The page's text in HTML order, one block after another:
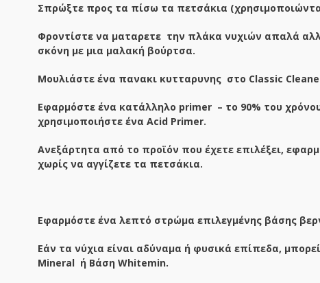
Σπρώξτε προς τα πίσω τα πετσάκια
Φροντίστε να ματαρετε την πλάκα νυχιών απαλά
σκόνη με μια μαλακή βούρτσα.
Μουλιάστε ένα πανακι κυτταρυνης στο Classic
Εφαρμόστε ένα κατάλληλο primer – το 90% του
χρησιμοποιήστε ένα Acid Primer.
Ανεξάρτητα από το προϊόν που έχετε επιλέξει,
χωρίς να αγγίζετε τα πετσάκια.
Εφαρμόστε ένα λεπτό στρώμα επιλεγμένης βάσης
Εάν τα νύχια είναι αδύναμα ή φυσικά επίπεδα,
Mineral ή Βάση Whitemin.